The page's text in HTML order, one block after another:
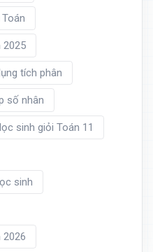
2025
tích phân
số nhân
sinh giỏi Toán 11
sinh
2026